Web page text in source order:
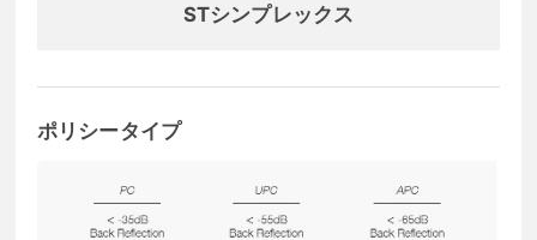
STシンプレックス
ポリシータイプ